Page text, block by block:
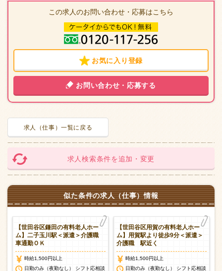
この求人のお問い合わせ・応募はこちら
お気に入り登録
お問い合わせ・応募する
求人（仕事）一覧に戻る
求人検索条件を追加・変更
似た条件の求人（仕事）情報
【世田谷区鎌田の有料老人ホー
ム】二子玉川駅＜派遣＞介護職
車通勤ＯＫ
時給1,500円以上
日勤のみ（夜勤なし） シフト応相談
【世田谷区用賀の有料老人ホー
ム】用賀駅より徒歩9分＜派遣＞
介護職 駅近く
時給1,500円以上
日勤のみ（夜勤なし） シフト応相談